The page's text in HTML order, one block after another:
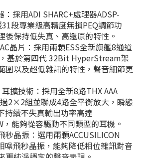
：採用ADI SHARC+處理器ADSP-
段專業級高精度無損PEQ調節功
後保持低失真、高還原的特性。
晶片：採用兩顆ESS全新旗艦8通道
，基於第四代 32Bit HyperStream架
圍以及超低雜訊的特性，聲音細節更
擴技術：採用全新8路THX AAA
2×2組並聯成4路全平衡放大，瞬態
續不失真輸出功率高達
能夠從容驅動不同類型的耳機。
秒晶振：選用兩顆ACCUSILICON
噪飛秒晶振，能夠降低相位雜訊對音